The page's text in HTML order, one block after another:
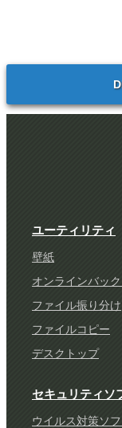
ユーティリティ
壁紙
オンラインバッ
ファイル振り分け
ファイルコピー
デスクトップ
セキュリティソ
ウイルス対策ソフ